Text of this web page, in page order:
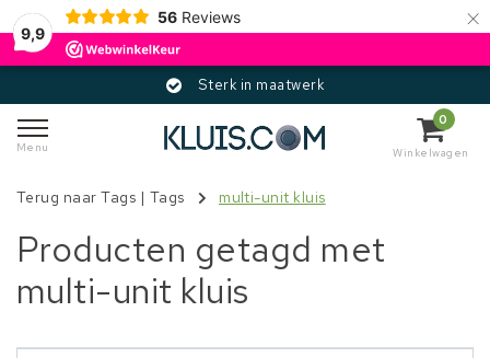
9,9
56 Reviews ×
Sterk in maatwerk
Menu
0
Winkelwagen
Terug naar Tags | Tags multi-unit kluis
Producten getagd met
multi-unit kluis